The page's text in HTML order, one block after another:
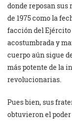
donde reposan sus
de 1975 como la
facción del Ejército
acostumbrada y
cuerpo aún sigue
más potente de la
revolucionarias.
Pues bien, sus
obtuvieron el